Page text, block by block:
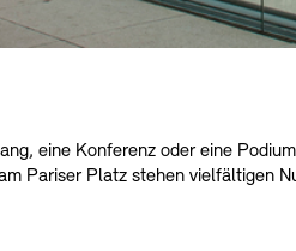
eine Konferenz oder eine
Pariser Platz stehen vielfältigen